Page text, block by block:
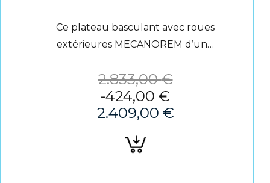
Ce plateau basculant avec roues
extérieures MECANOREM d’un…
2.833,00€
-424,00 €
2.409,00 €
Ajouter
au